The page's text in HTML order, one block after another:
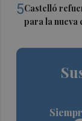
5Castelló
para la nueva